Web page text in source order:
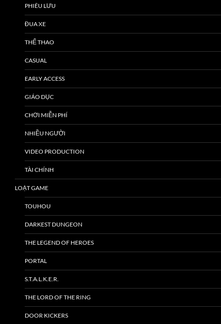
PHIÊU LƯU
ĐUA XE
THỂ THAO
CASUAL
EARLY ACCESS
GIÁO DỤC
CHƠI MIỄN PHÍ
NHIỀU NGƯỜI
VIDEO PRODUCTION
TÀI CHÍNH
LOẠT GAME
TOUHOU
DARKEST DUNGEON
THE LEGEND OF HEROES
PORTAL
S.T.A.L.K.E.R.
THE LORD OF THE RING
DOOR KICKERS